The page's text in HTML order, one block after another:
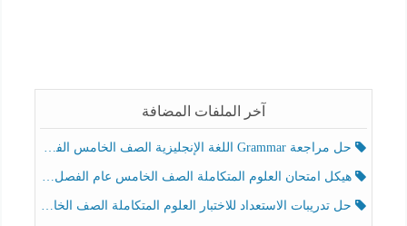
آخر الملفات المضافة
حل مراجعة Grammar اللغة الإنجليزية الصف الخامس الفصل الثالث
هيكل امتحان العلوم المتكاملة الصف الخامس عام الفصل الدراسي الثالث 2025-2026
حل تدريبات الاستعداد للاختبار العلوم المتكاملة الصف الخامس عام الفصل الثالث